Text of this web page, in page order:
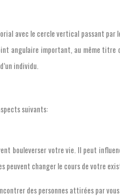
avec le cercle vertical passant
angulaire important, au même titre
individu.
suivants:
bouleverser votre vie. Il peut
peuvent changer le cours de votre
des personnes attirées par